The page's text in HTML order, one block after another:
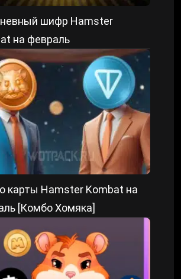
шифр Hamster
на февраль
карты Hamster Kombat на
[Комбо Хомяка]